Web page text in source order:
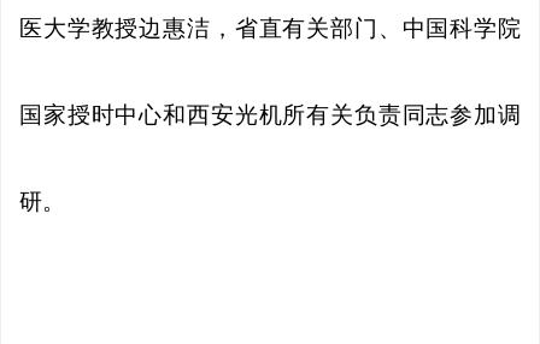
医大学教授边惠洁，省直有关部门、中国科学院
国家授时中心和西安光机所有关负责同志参加调
研。